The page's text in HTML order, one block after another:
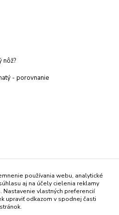
nôž?
- porovnanie
051 používania webu, analytické
aj na účely cielenia reklamy
Nastavenie vlastných preferencií
upraviť odkazom v spodnej časti
stránok.